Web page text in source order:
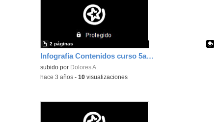
Infografia Contenidos curso 5años Inglés
Contenido educativo.
subido por Dolores A.
2 páginas
-hace 3 años -10 visualizaciones